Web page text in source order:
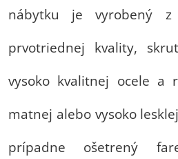
nábytku je vyrobený
prvotriednej kvality,
vysoko kvalitnej ocele a
matnej alebo vysoko
prípadne ošetrený